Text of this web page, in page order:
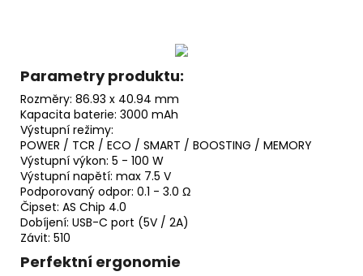
Parametry produktu:
Rozměry: 86.93 x 40.94 mm
Kapacita baterie: 3000 mAh
Výstupní režimy:
POWER / TCR / ECO / SMART / BOOSTING / MEMORY
Výstupní výkon: 5 - 100 W
Výstupní napětí: max 7.5 V
Podporovaný odpor: 0.1 - 3.0 Ω
Čipset: AS Chip 4.0
Dobíjení: USB-C port (5V / 2A)
Závit: 510
Perfektní ergonomie